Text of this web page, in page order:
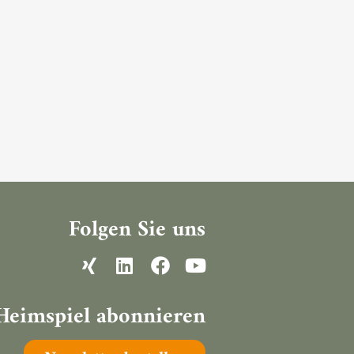
Folgen Sie uns
abonnieren